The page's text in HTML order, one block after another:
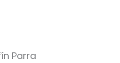
Parra